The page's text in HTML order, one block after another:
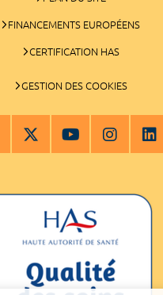
FINANCEMENTS EUROPÉENS
CERTIFICATION HAS
GESTION DES COOKIES